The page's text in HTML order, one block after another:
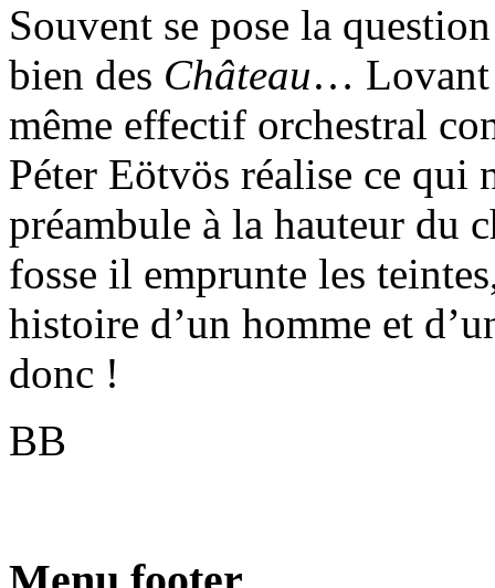
Souvent se pose la
bien des Château…
même effectif orchestral
Péter Eötvös réalise ce qui
préambule à la hauteur du
fosse il emprunte les
histoire d’un homme et
donc !
BB